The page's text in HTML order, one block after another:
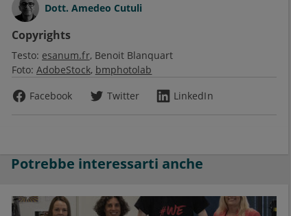
Dott. Amedeo Cutuli
Copyrights
Testo: esanum.fr Benoit Blanquart
Foto: AdobeStock bmphotolab
Facebook
Twitter LinkedIn
Potrebbe interessarti anche